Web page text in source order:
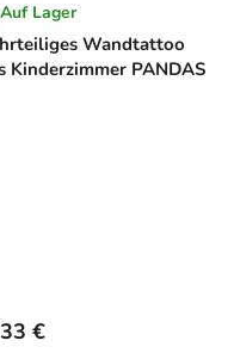
Wandtattoo
Kinderzimmer PANDAS
Auf Lager
33 €